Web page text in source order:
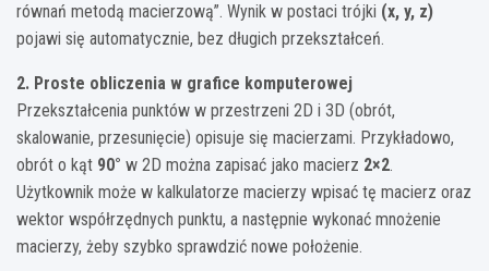
równań metodą macierzową”. Wynik w postaci trójki (x, y, z)
pojawi się automatycznie, bez długich przekształceń.
2. Proste obliczenia w grafice komputerowej
Przekształcenia punktów w przestrzeni 2D i 3D (obrót,
skalowanie, przesunięcie) opisuje się macierzami. Przykładowo,
obrót o kąt 90° w 2D można zapisać jako macierz 2×2.
Użytkownik może w kalkulatorze macierzy wpisać tę macierz oraz
wektor współrzędnych punktu, a następnie wykonać mnożenie
macierzy, żeby szybko sprawdzić nowe położenie.